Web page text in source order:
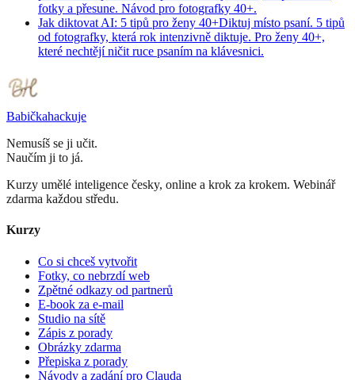
fotky a přesune. Návod pro fotografky 40+.
Jak diktovat AI: 5 tipů pro ženy 40+Diktuj místo psaní. 5 tipů
od fotografky, která rok intenzivně diktuje. Pro ženy 40+,
které nechtějí ničit ruce psaním na klávesnici.
Babičkahackuje
Nemusíš se ji učit.
Naučím ji to já.
Kurzy umělé inteligence česky, online a krok za krokem. Webinář
zdarma každou středu.
Kurzy
Co si chceš vytvořit
Fotky, co nebrzdí web
Zpětné odkazy od partnerů
E-book za e-mail
Studio na sítě
Zápis z porady
Obrázky zdarma
Přepiska z porady
Návody a zadání pro Clauda